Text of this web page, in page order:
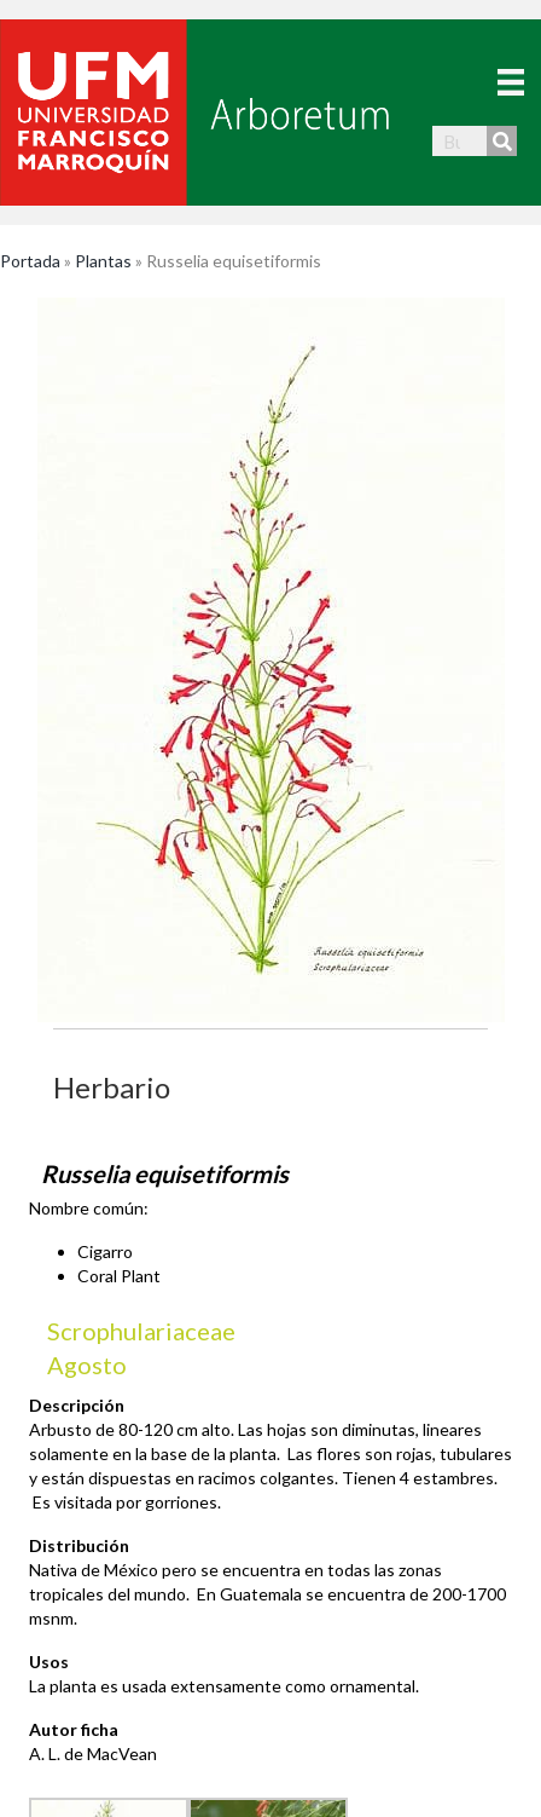
Portada » Plantas » Russelia equisetiformis
Herbario
Russelia equisetiformis
Nombre común:
Cigarro
Coral Plant
Scrophulariaceae
Agosto
Descripción
Arbusto de 80-120 cm alto. Las hojas son diminutas, lineares
solamente en la base de la planta. Las flores son rojas, tubulares
y están dispuestas en racimos colgantes. Tienen 4 estambres.
Es visitada por gorriones.
Distribución
Nativa de México pero se encuentra en todas las zonas
tropicales del mundo. En Guatemala se encuentra de 200-1700
msnm.
Usos
La planta es usada extensamente como ornamental.
Autor ficha
A. L. de MacVean